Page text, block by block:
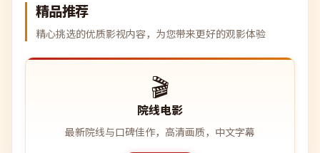
精品推荐
精心挑选的优质影视内容，为您带来更好的观影体验
🎬
院线电影
最新院线与口碑佳作，高清画质，中文字幕